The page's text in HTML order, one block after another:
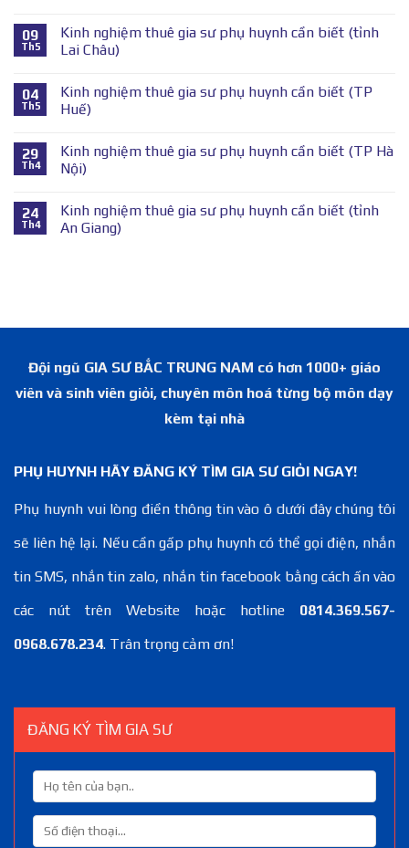
09
Th5
Kinh nghiệm thuê gia sư phụ huynh cần biết (tỉnh
Lai Châu)
04
Th5
Kinh nghiệm thuê gia sư phụ huynh cần biết (TP
Huế)
29
Th4
Kinh nghiệm thuê gia sư phụ huynh cần biết (TP Hà
Nội)
24
Th4
Kinh nghiệm thuê gia sư phụ huynh cần biết (tỉnh
An Giang)
Đội ngũ GIA SƯ BẮC TRUNG NAM có hơn 1000+ giáo
viên và sinh viên giỏi, chuyên môn hoá từng bộ môn dạy
kèm tại nhà
PHỤ HUYNH HÃY ĐĂNG KÝ TÌM GIA SƯ GIỎI NGAY!
Phụ huynh vui lòng điền thông tin vào ô dưới đây chúng tôi
sẽ liên hệ lại. Nếu cần gấp phụ huynh có thể gọi điện, nhắn
tin SMS, nhắn tin zalo, nhắn tin facebook bằng cách ấn vào
các nút trên Website hoặc hotline 0814.369.567-
0968.678.234. Trân trọng cảm ơn!
ĐĂNG KÝ TÌM GIA SƯ